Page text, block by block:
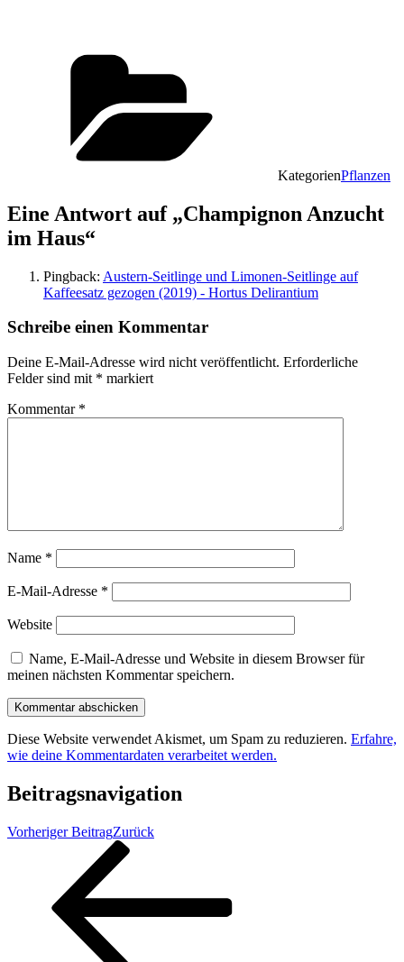
KategorienPflanzen
Eine Antwort auf „Champignon Anzucht
im Haus“
Pingback: Austern-Seitlinge und Limonen-Seitlinge auf
Kaffeesatz gezogen (2019) - Hortus Delirantium
Schreibe einen Kommentar
Deine E-Mail-Adresse wird nicht veröffentlicht. Erforderliche
Felder sind mit * markiert
Kommentar *
Name *
E-Mail-Adresse *
Website
Name, E-Mail-Adresse und Website in diesem Browser für
meinen nächsten Kommentar speichern.
Diese Website verwendet Akismet, um Spam zu reduzieren. Erfahre,
wie deine Kommentardaten verarbeitet werden.
Beitragsnavigation
Vorheriger BeitragZurück